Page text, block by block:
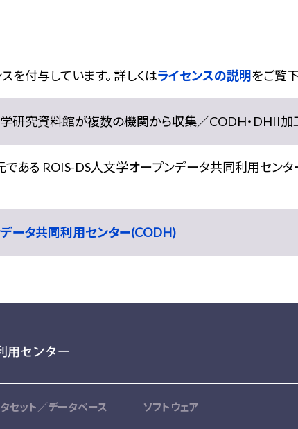
を付与しています。 詳しくはライセンスの説明をご覧
学研究資料館が複数の機関から収集／CODH・DHII
ある ROIS-DS人文学オープンデータ共同利用セン
ータ共同利用センター(CODH)
セット／データベース ソフトウェア